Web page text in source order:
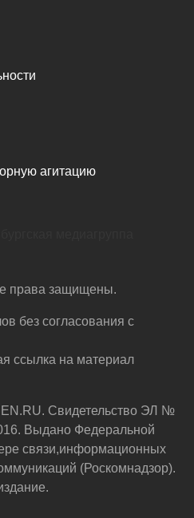
агитацию
права защищены.
без согласования с
ссылка на материал
Свидетельство ЭЛ №
Выдано Федеральной
связи,информационных
(Роскомнадзор).